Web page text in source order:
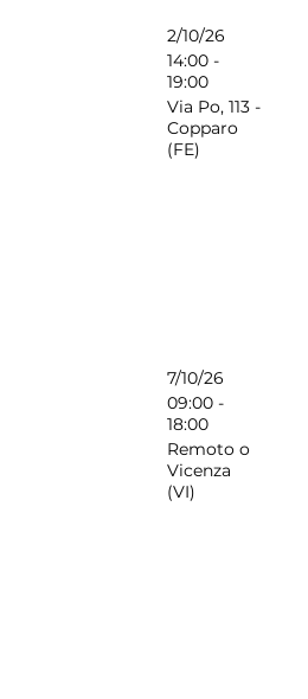
2/10/26
14:00 -
19:00
Via Po, 113 -
Copparo
(FE)
7/10/26
09:00 -
18:00
Remoto o
Vicenza
(VI)